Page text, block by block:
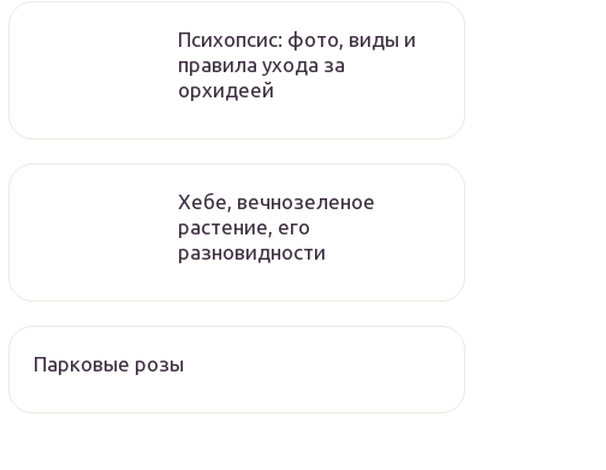
Психопсис: фото, виды и
правила ухода за
орхидеей
Хебе, вечнозеленое
растение, его
разновидности
Парковые розы